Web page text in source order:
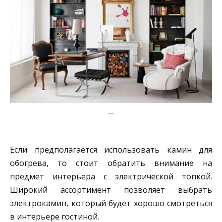
—
Если предполагается использовать камин для
обогрева, то стоит обратить внимание на
предмет интерьера с электрической топкой.
Широкий ассортимент позволяет выбрать
электрокамин, который будет хорошо смотреться
в интерьере гостиной.